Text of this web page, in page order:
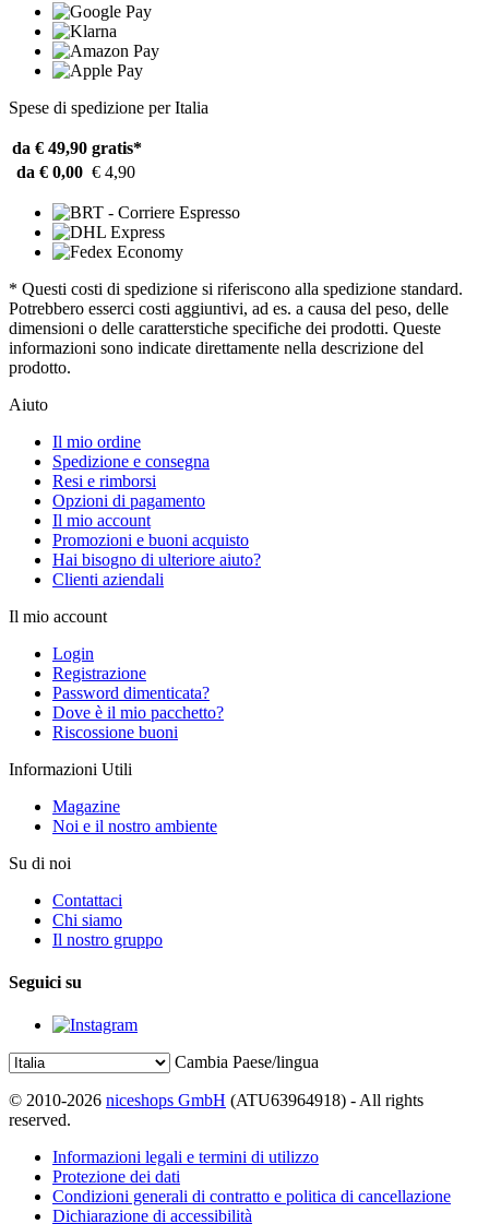
Spese di spedizione per Italia
da € 49,90 gratis*
da € 0,00 € 4,90
* Questi costi di spedizione si riferiscono alla spedizione standard.
Potrebbero esserci costi aggiuntivi, ad es. a causa del peso, delle
dimensioni o delle caratterstiche specifiche dei prodotti. Queste
informazioni sono indicate direttamente nella descrizione del
prodotto.
Aiuto
Il mio ordine
Spedizione e consegna
Resi e rimborsi
Opzioni di pagamento
Il mio account
Promozioni e buoni acquisto
Hai bisogno di ulteriore aiuto?
Clienti aziendali
Il mio account
Login
Registrazione
Password dimenticata?
Dove è il mio pacchetto?
Riscossione buoni
Informazioni Utili
Magazine
Noi e il nostro ambiente
Su di noi
Contattaci
Chi siamo
Il nostro gruppo
Seguici su
Cambia Paese/lingua
© 2010-2026 niceshops GmbH (ATU63964918) - All rights
reserved.
Informazioni legali e termini di utilizzo
Protezione dei dati
Condizioni generali di contratto e politica di cancellazione
Dichiarazione di accessibilità